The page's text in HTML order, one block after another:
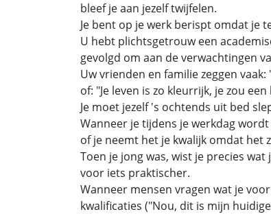
bleef je aan jezelf twijfelen.
Je bent op je werk berispt omdat je
U hebt plichtsgetrouw een
gevolgd om aan de verwachtingen
Uw vrienden en familie zeggen
of: "Je leven is zo kleurrijk, je zou
Je moet jezelf 's ochtends uit bed
Wanneer je tijdens je werkdag
of je neemt het je kwalijk omdat het
Toen je jong was, wist je precies
voor iets praktischer.
Wanneer mensen vragen wat je
kwalificaties ("Nou, dit is mijn